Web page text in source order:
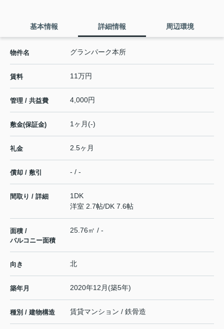
基本情報 詳細情報 周辺環境
物件名 グランパーク本所
賃料 11万円
管理 / 共益費 4,000円
敷金(保証金) 1ヶ月(-)
礼金 2.5ヶ月
償却 / 敷引 - / -
間取り / 詳細
1DK
洋室 2.7帖/DK 7.6帖
面積 /
バルコニー面積
25.76㎡ / -
向き 北
築年月 2020年12月(築5年)
種別 / 建物構造 賃貸マンション / 鉄骨造